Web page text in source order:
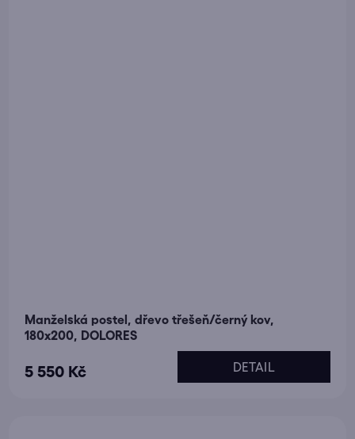
Manželská postel, dřevo třešeň/černý kov,
180x200, DOLORES
5 550 Kč DETAIL